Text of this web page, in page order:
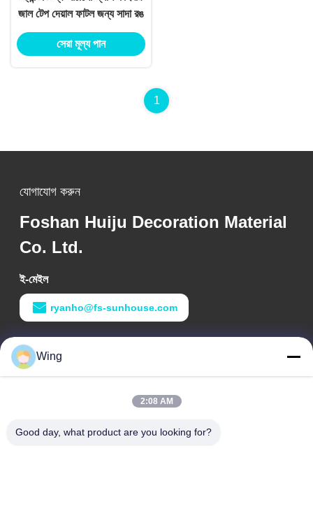
জাল টেপ দেয়াল ফাটল জন্য সাদা রঙ
সেরা মূল্য পান
1
যোগাযোগ করুন
Foshan Huiju Decoration Material
Co. Ltd.
ই-মেইল
ryanho@fs-sunhouse.com
কাজের সময়
9:00-18:00
Weiye আন্তর্জাতিক বিল্ডিং, Yixian রোড, ডালি টাউন, Nanhai জেলা, Foshan
Wing
2:08 AM
Good day, what product are you looking for?